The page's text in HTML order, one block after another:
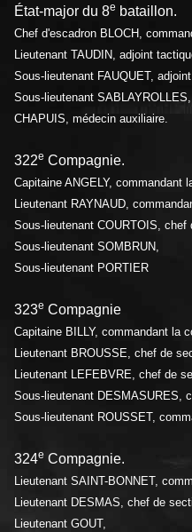
État-major du 8e bataillon.
Chef d'escadron BLOCH,
Lieutenant TAUDIN, adjoint
Sous-lieutenant FAUQUET,
Sous-lieutenant
CHAPUIS, médecin auxiliaire.
322e Compagnie.
Capitaine ANGELY, commandant
Lieutenant RAYNAUD,
Sous-lieutenant COURTOIS, chef
Sous-lieutenant SOMBRUN,
Sous-lieutenant PORTIER
323e Compagnie
Capitaine BILLY, commandant la
Lieutenant BROUSSE, chef de
Lieutenant LEFEBVRE, chef de
Sous-lieutenant DESMASURES,
Sous-lieutenant ROUSSET,
324e Compagnie.
Lieutenant SAINT-BONNET,
Lieutenant DESMAS, chef de
Lieutenant GOUT,